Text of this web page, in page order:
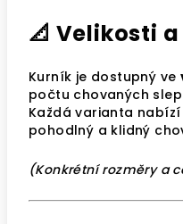
📐 Velikosti
Kurník je dostupný ve
počtu chovaných
Každá varianta
pohodlný a klidný
(Konkrétní rozměry a